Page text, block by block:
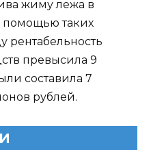
жиму лежа в
помощью таких
рентабельность
превысила 9
составила 7
рублей.